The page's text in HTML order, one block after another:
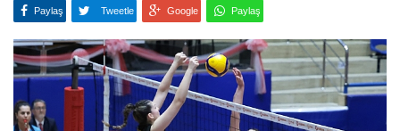
Paylaş Tweetle Google Paylaş